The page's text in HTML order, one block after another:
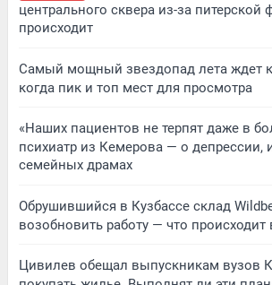
центрального сквера из-за
происходит
Самый мощный звездопад лета ждет
когда пик и топ мест для просмотра
«Наших пациентов не терпят даже в
психиатр из Кемерова — о депрессии,
семейных драмах
Обрушившийся в Кузбассе склад
возобновить работу — что происходит
Цивилев обещал выпускникам вузов